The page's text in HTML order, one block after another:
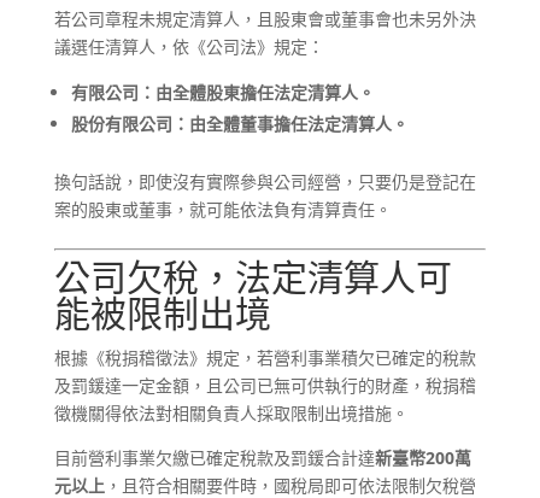
若公司章程未規定清算人，且股東會或董事會也未另外決
議選任清算人，依《公司法》規定：
有限公司：由全體股東擔任法定清算人。
股份有限公司：由全體董事擔任法定清算人。
換句話說，即使沒有實際參與公司經營，只要仍是登記在
案的股東或董事，就可能依法負有清算責任。
公司欠稅，法定清算人可
能被限制出境
根據《稅捐稽徵法》規定，若營利事業積欠已確定的稅款
及罰鍰達一定金額，且公司已無可供執行的財產，稅捐稽
徵機關得依法對相關負責人採取限制出境措施。
目前營利事業欠繳已確定稅款及罰鍰合計達新臺幣200萬
元以上，且符合相關要件時，國稅局即可依法限制欠稅營